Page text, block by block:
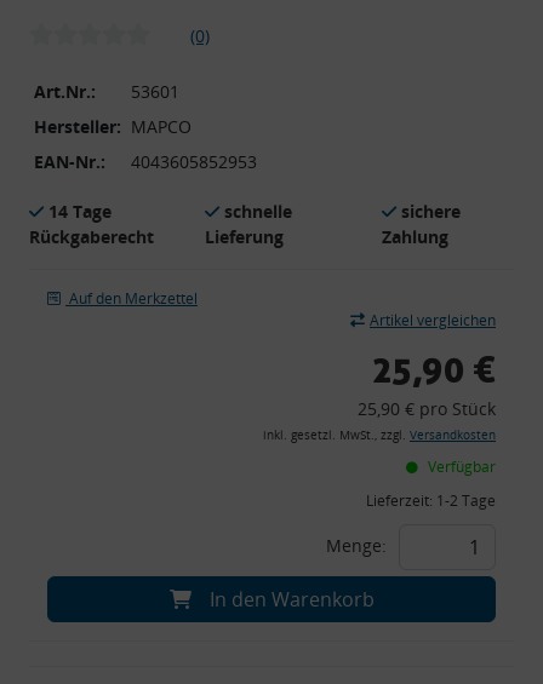
(0)
Art.Nr.:
53601
Hersteller: MAPCO
EAN-Nr.:
4043605852953
14 Tage
Rückgaberecht
schnelle
Lieferung
sichere
Zahlung
Auf den Merkzettel
Artikel vergleichen
25,90 €
25,90 € pro Stück
inkl. gesetzl. MwSt., zzgl. Versandkosten
Verfügbar
Lieferzeit: 1-2 Tage
Menge:
In den Warenkorb